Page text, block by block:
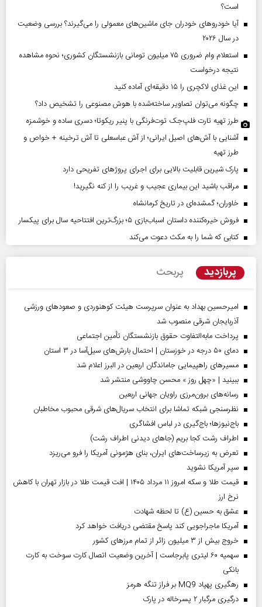
است؟
آیا خودروهای خودران جای ماشین‌های معمولی را می‌گیرند؟ بررسی وضعیت
در سال ۲۰۲۶
استعلام وام ضروری ۷۵ میلیون تومانی بازنشستگان کشوری؛ نحوه مشاهده
نتیجه درخواست
این غذای لاکچری را ۱۵ دقیقه‌ای آماده کنید
چگونه می‌توان تصاویر ساخته‌شده با هوش مصنوعی را تشخیص داد؟
طرز تهیه تارت فلپ‌جک توت‌فرنگی با پنیر ریکوتا؛ دسری ساده و خوشمزه
آشنایی با آش‌های اصیل ایرانی؛ از آش عباسعلی تا آش ترخینه + خواص و
طرز تهیه
پارک شیرین قابلیت‌ بالایی برای اجرای پروژهای تفریحی دارد
مراقب باشید این بیماری عجیب و غریب را از کنه نگیرید!
خاوران؛ گمشده‌ای در تاریخ کرمانشاه
فروش خیره‌کننده داستان اسباب‌بازی ۵؛ بزرگ‌ترین افتتاحیه سال برای پیکسار
کتابی که شما را به مکث دعوت می‌کند
پربازدید پربحث
امیرحسین بهداد به عنوان سرپرست هیئت کوهنوردی و صعودهای ورزشی
آذربایجان شرقی منصوب شد
پرداخت مابه‌التفاوت حقوق بازنشستگان تأمین اجتماعی
دمای ۵۰ درجه در خوزستان | احتمال بارش‌های سیل‌آسا در ۳ استان
مسیر‌های راهپیمایی جاماندگان اربعین در البرز اعلام شد
ببینید | «چهل روز » محسن چاووشی منتشر شد
رسانه‌های برون‌مرزی راویان جهانی اربعین
نظرسنجی شبکه تماشا برای انتخاب سریال‌های شرقی محبوب مخاطبان
باج‌نیوزها؛ باج‌گیری در لباس افشاگری
اطراف رشت کجا بریم (جاهای دیدنی اطراف رشت)
تعرض به زیرساخت‌های ایران، بنای هژمونی آمریکا را فرو می‌ریزد
سپر آمریکا نشوید
قیمت طلا و سکه امروز ۱۱ مرداد ۱۴۰۵ | افت قیمت طلا در بازار تهران با کاهش
نرخ ارز
عشق به حسین (ع) تا لحظه شهادت
آمریکا ماجراجویی کند پاسخ مقتضی دریافت خواهد کرد
خروج بیش از ۳ میلیون زائر از تمام مرز‌های کشور
سهمیه ۶۰ لیتری پابرجاست | آخرین وضعیت اتصال کارت سوخت به کارت
بانکی
رهگیری پهپاد MQ9 بر فراز تنگه هرمز
درگیری مرگبار ۲ پسرخاله در پارک